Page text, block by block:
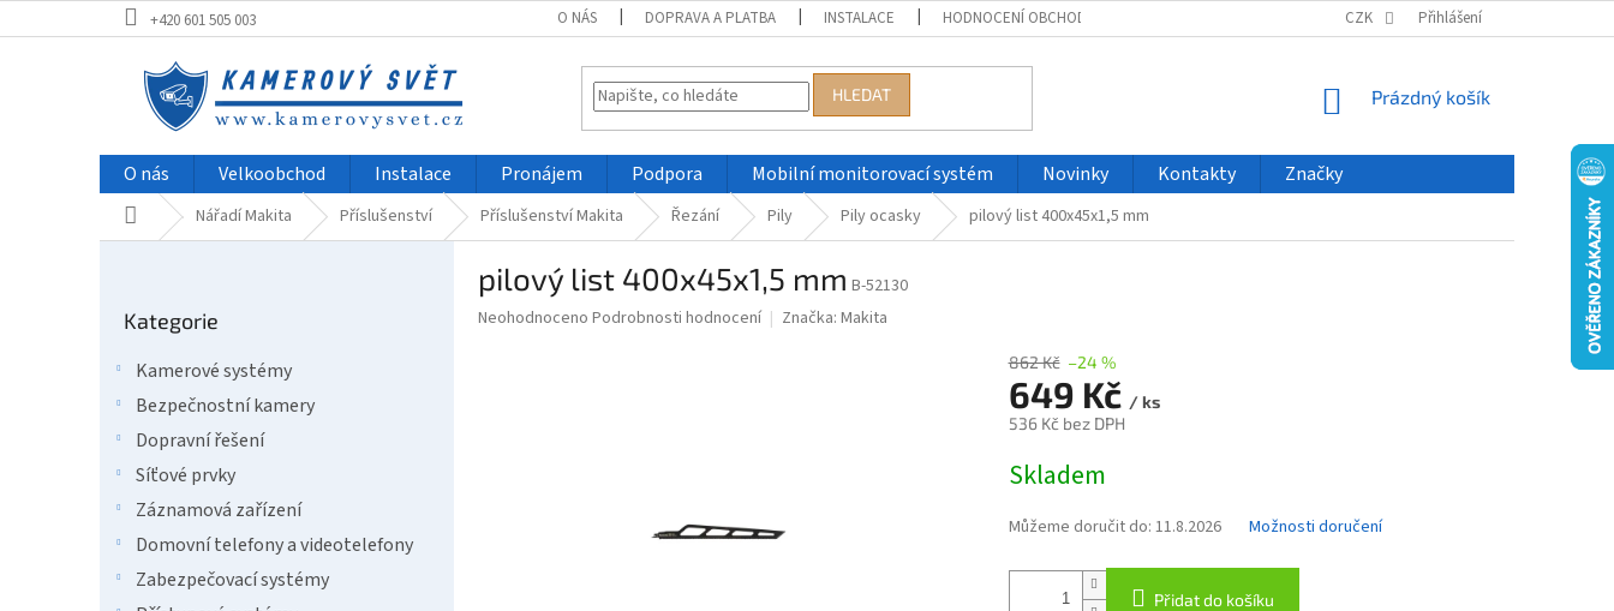
na
+420 601 505 003 O NÁS DOPRAVA A PLATBA INSTALACE HODNOCENÍ OBCHODU VELKOOBCHOD ČASTO KLADENÉ DOTAZY
CZK Přihlášení
HLEDAT
NÁKUPNÍ
Prázdný košík
O nás Velkoobchod Instalace Pronájem Podpora Mobilní monitorovací systém Novinky Kontakty Značky
Domů Nářadí Makita Příslušenství Příslušenství Makita Řezání Pily Pily ocasky pilový list 400x45x1,5 mm
kategorie
Kategorie
Kamerové systémy
Bezpečnostní kamery
Dopravní řešení
Síťové prvky
Záznamová zařízení
Domovní telefony a videotelefony
Zabezpečovací systémy
pilový list 400x45x1,5 mm B-52130
Průměrné
Neohodnoceno Podrobnosti hodnocení Značka: Makita
862 Kč –24 %
649 Kč / ks
536 Kč bez DPH
cena:
Skladem
Můžeme doručit do: 11.8.2026 Možnosti doručení
Přidat do košíku